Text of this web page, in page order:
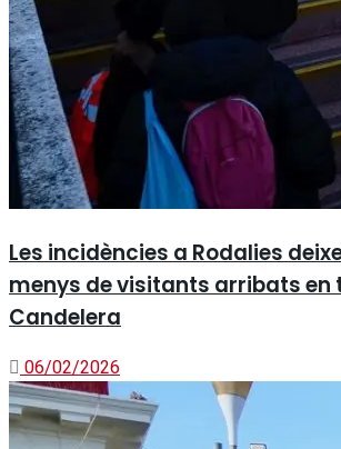
Les incidències a Rodalies
menys de visitants arribats en
Candelera
06/02/2026